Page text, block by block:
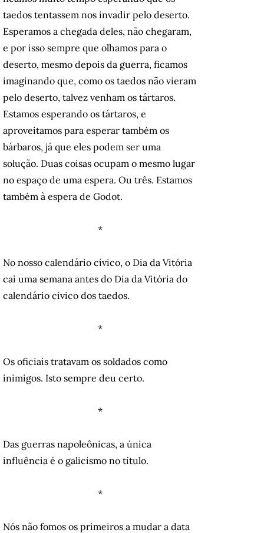
taedos tentassem nos invadir pelo deserto.
Esperamos a chegada deles, não chegaram,
e por isso sempre que olhamos para o
deserto, mesmo depois da guerra, ficamos
imaginando que, como os taedos não vieram
pelo deserto, talvez venham os tártaros.
Estamos esperando os tártaros, e
aproveitamos para esperar também os
bárbaros, já que eles podem ser uma
solução. Duas coisas ocupam o mesmo lugar
no espaço de uma espera. Ou três. Estamos
também à espera de Godot.
*
No nosso calendário cívico, o Dia da Vitória
cai uma semana antes do Dia da Vitória do
calendário cívico dos taedos.
*
Os oficiais tratavam os soldados como
inimigos. Isto sempre deu certo.
*
Das guerras napoleônicas, a única
influência é o galicismo no título.
*
Nós não fomos os primeiros a mudar a data